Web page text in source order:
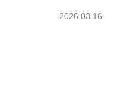
2026.03.16